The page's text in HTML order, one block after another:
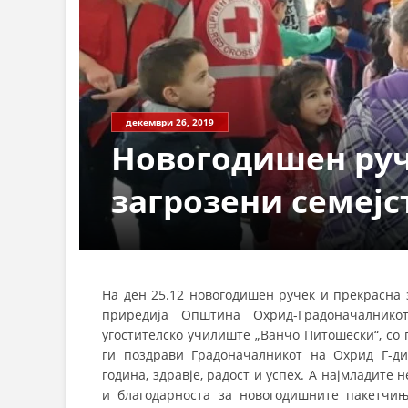
декември 26, 2019
Новогодишен
загрозени
На ден 25.12 новогодишен ручек и прекрасна
приредија Општина Охрид-
угостителско училиште „Ванчо Питошески“,
ги поздрави Градоначалникот на Охрид Г-
година, здравје, радост и успех. А
и благодарноста за новогодишните